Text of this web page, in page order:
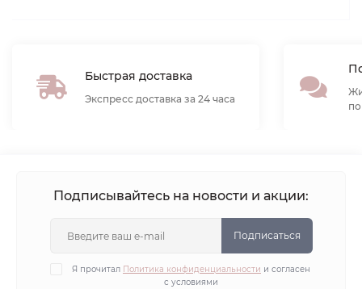
Быстрая доставка
Экспресс доставка за 24 часа
Подписывайтесь на новости и акции:
Подписаться
Я прочитал Политика конфиденциальности и согласен
с условиями